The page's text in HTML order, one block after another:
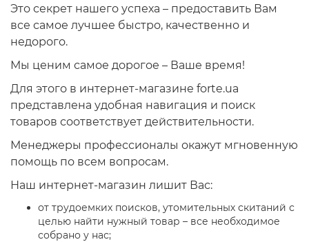
Это секрет нашего успеха – предоставить Вам
все самое лучшее быстро, качественно и
недорого.
Мы ценим самое дорогое – Ваше время!
Для этого в интернет-магазине forte.ua
представлена удобная навигация и поиск
товаров соответствует действительности.
Менеджеры профессионалы окажут мгновенную
помощь по всем вопросам.
Наш интернет-магазин лишит Вас:
от трудоемких поисков, утомительных скитаний с
целью найти нужный товар – все необходимое
собрано у нас;